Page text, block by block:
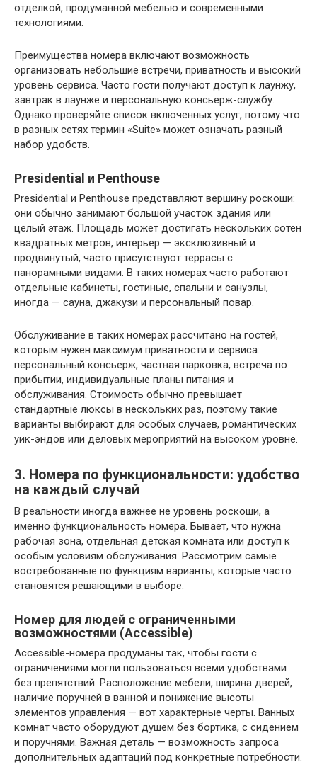
отделкой, продуманной мебелью и современными
технологиями.
Преимущества номера включают возможность
организовать небольшие встречи, приватность и высокий
уровень сервиса. Часто гости получают доступ к лаунжу,
завтрак в лаунже и персональную консьерж-службу.
Однако проверяйте список включенных услуг, потому что
в разных сетях термин «Suite» может означать разный
набор удобств.
Presidential и Penthouse
Presidential и Penthouse представляют вершину роскоши:
они обычно занимают большой участок здания или
целый этаж. Площадь может достигать нескольких сотен
квадратных метров, интерьер — эксклюзивный и
продвинутый, часто присутствуют террасы с
панорамными видами. В таких номерах часто работают
отдельные кабинеты, гостиные, спальни и санузлы,
иногда — сауна, джакузи и персональный повар.
Обслуживание в таких номерах рассчитано на гостей,
которым нужен максимум приватности и сервиса:
персональный консьерж, частная парковка, встреча по
прибытии, индивидуальные планы питания и
обслуживания. Стоимость обычно превышает
стандартные люксы в нескольких раз, поэтому такие
варианты выбирают для особых случаев, романтических
уик-эндов или деловых мероприятий на высоком уровне.
3. Номера по функциональности: удобство
на каждый случай
В реальности иногда важнее не уровень роскоши, а
именно функциональность номера. Бывает, что нужна
рабочая зона, отдельная детская комната или доступ к
особым условиям обслуживания. Рассмотрим самые
востребованные по функциям варианты, которые часто
становятся решающими в выборе.
Номер для людей с ограниченными
возможностями (Accessible)
Accessible-номера продуманы так, чтобы гости с
ограничениями могли пользоваться всеми удобствами
без препятствий. Расположение мебели, ширина дверей,
наличие поручней в ванной и понижение высоты
элементов управления — вот характерные черты. Ванных
комнат часто оборудуют душем без бортика, с сидением
и поручнями. Важная деталь — возможность запроса
дополнительных адаптаций под конкретные потребности.